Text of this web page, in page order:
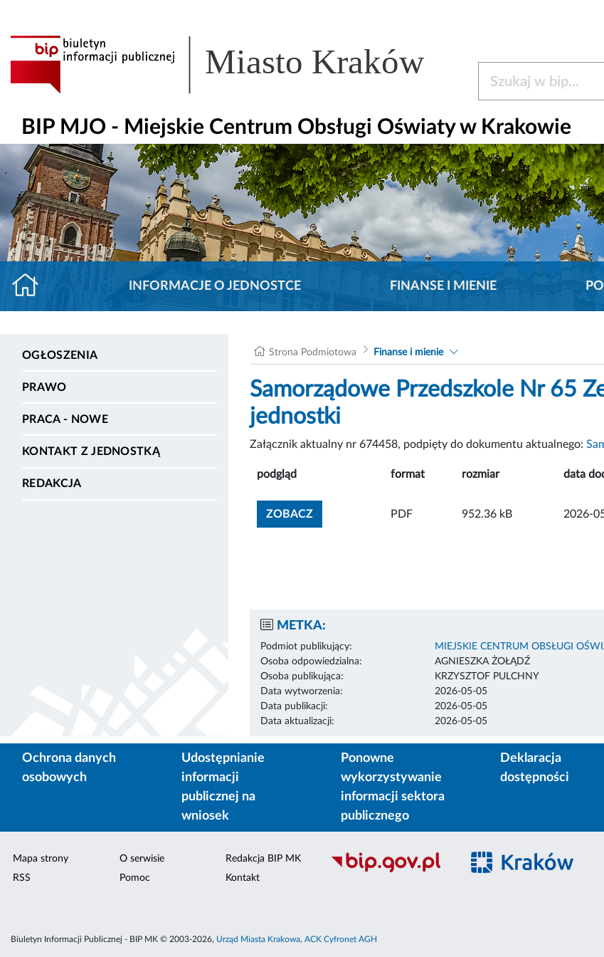
Miasto Kraków
BIP MJO - Miejskie Centrum Obsługi Oświaty w Krakowie
INFORMACJE O JEDNOSTCE FINANSE I MIENIE
OGŁOSZENIA
PRAWO
PRACA - NOWE
KONTAKT Z JEDNOSTKĄ
REDAKCJA
Strona Podmiotowa Finanse i mienie
Samorządowe Przedszkole Nr 65
jednostki
Załącznik aktualny nr 674458, podpięty do dokumentu aktualnego:
podgląd format rozmiar data
ZOBACZZOBACZ ZAŁĄCZNIK
PDF 952.36 kB 2026-
METKA:
Podmiot publikujący:
MIEJSKIE CENTRUM OBSŁUGI
Osoba odpowiedzialna:
AGNIESZKA ŻOŁĄDŹ
Osoba publikująca:
KRZYSZTOF PULCHNY
Data wytworzenia:
2026-05-05
Data publikacji:
2026-05-05
Data aktualizacji:
2026-05-05
Ochrona danych
osobowych
Udostępnianie
informacji
publicznej na
wniosek
Ponowne
wykorzystywanie
informacji sektora
publicznego
Deklaracja
dostępności
Mapa strony
RSS
O serwisie
Pomoc
Redakcja BIP MK
Kontakt
Biuletyn Informacji Publicznej - BIP MK © 2003-2026, Urząd Miasta Krakowa, ACK Cyfronet AGH